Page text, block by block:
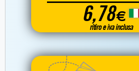
6,78€
ritiro e iva inclusa